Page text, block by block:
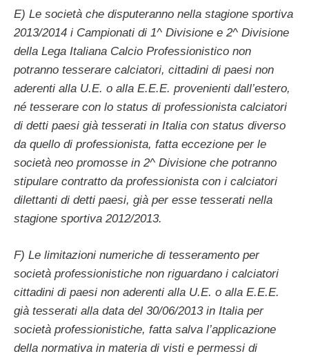
E) Le società che disputeranno nella stagione sportiva
2013/2014 i Campionati di 1^ Divisione e 2^ Divisione
della Lega Italiana Calcio Professionistico non
potranno tesserare calciatori, cittadini di paesi non
aderenti alla U.E. o alla E.E.E. provenienti dall’estero,
né tesserare con lo status di professionista calciatori
di detti paesi già tesserati in Italia con status diverso
da quello di professionista, fatta eccezione per le
società neo promosse in 2^ Divisione che potranno
stipulare contratto da professionista con i calciatori
dilettanti di detti paesi, già per esse tesserati nella
stagione sportiva 2012/2013.
F) Le limitazioni numeriche di tesseramento per
società professionistiche non riguardano i calciatori
cittadini di paesi non aderenti alla U.E. o alla E.E.E.
già tesserati alla data del 30/06/2013 in Italia per
società professionistiche, fatta salva l’applicazione
della normativa in materia di visti e permessi di